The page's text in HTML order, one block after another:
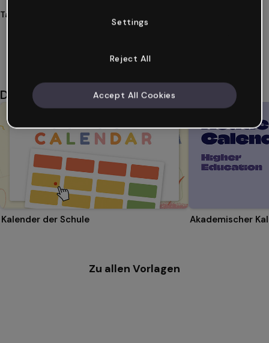
Tags
interaktive kunstwerke
Das könnte dir auch gefallen
Kalender der Schule
Zu allen Vorlagen
Settings
Reject All
Accept All Cookies